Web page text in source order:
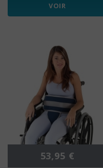
VOIR
Prix
53,95 €